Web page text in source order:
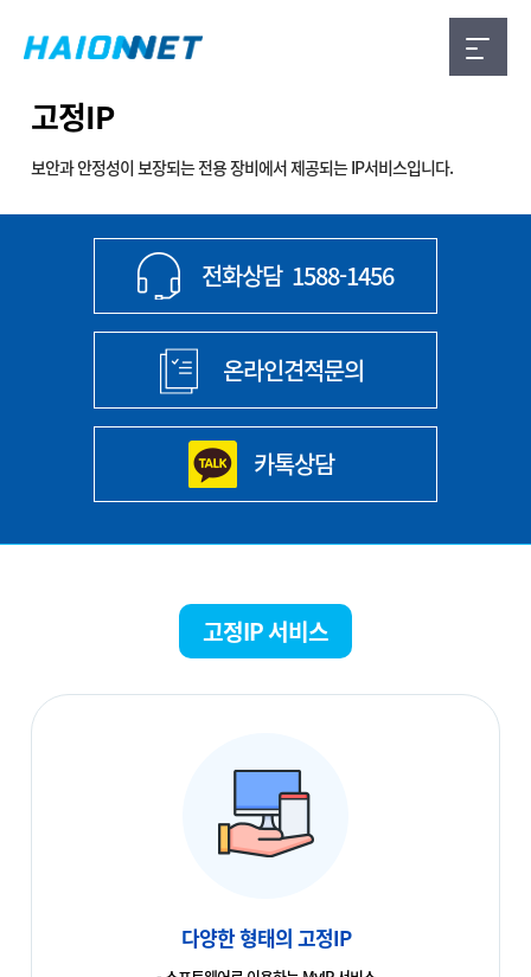
고정IP
보안과 안정성이 보장되는 전용 장비에서 제공되는 IP서비스입니다.
전화상담 1588-1456
온라인견적문의
카톡상담
고정IP 서비스
다양한 형태의 고정IP